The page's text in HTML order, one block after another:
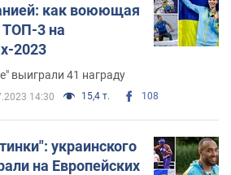
как воюющая
ТОП-3 на
2023
выиграли 41 награду
14:30 15,4 т. 108
украинского
на Европейских